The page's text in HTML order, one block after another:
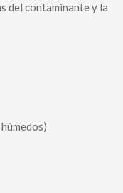
del contaminante y la